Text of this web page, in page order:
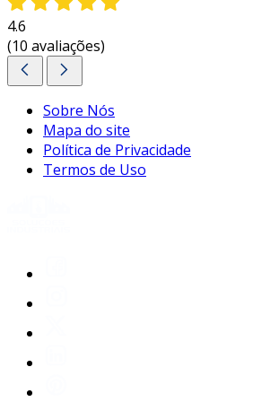
contribuindo para a satisfação do cliente.
entre em contato e solicite um orçamento
personalizado!
4.6
(10 avaliações)
Sobre Nós
Mapa do site
Política de Privacidade
Termos de Uso